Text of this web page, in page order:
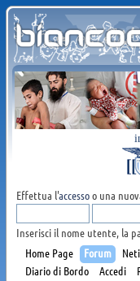
Effettua l'accessoo una
Inserisci il nome utente, la
Home Page
Forum
Diario di Bordo
Accedi